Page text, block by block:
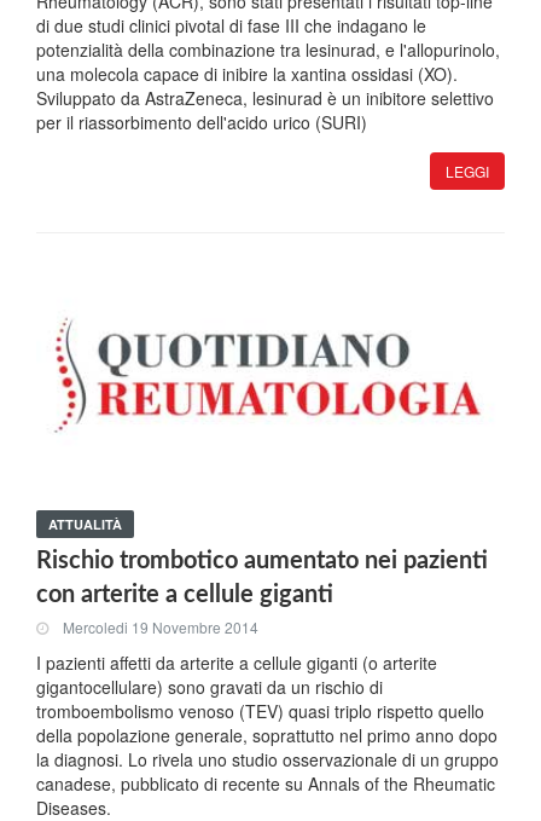
di due studi clinici pivotal di fase III che indagano le
potenzialità della combinazione tra lesinurad, e l'allopurinolo,
una molecola capace di inibire la xantina ossidasi (XO).
Sviluppato da AstraZeneca, lesinurad è un inibitore selettivo
per il riassorbimento dell'acido urico (SURI)
LEGGI
ATTUALITÀ
Rischio trombotico aumentato nei pazienti
con arterite a cellule giganti
Mercoledi 19 Novembre 2014
I pazienti affetti da arterite a cellule giganti (o arterite
gigantocellulare) sono gravati da un rischio di
tromboembolismo venoso (TEV) quasi triplo rispetto quello
della popolazione generale, soprattutto nel primo anno dopo
la diagnosi. Lo rivela uno studio osservazionale di un gruppo
canadese, pubblicato di recente su Annals of the Rheumatic
Diseases.